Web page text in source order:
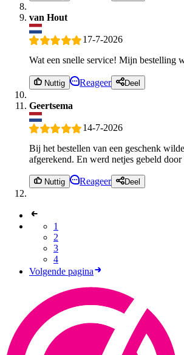
van Hout
17-7-2026
Wat een snelle service! Mijn bestelling
Nuttig Reageer Deel
Geertsema
14-7-2026
Bij het bestellen van een geschenk
afgerekend. En werd netjes gebeld
Nuttig Reageer Deel
1
2
3
4
Volgende pagina